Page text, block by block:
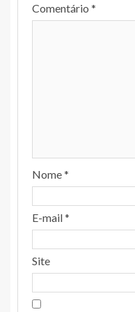
Comentário *
Nome*
E-mail*
Site